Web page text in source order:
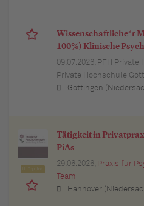
Wissenschaftliche*r
100%) Klinische
09.07.2026, PFH Private
Private Hochschule
Göttingen
Tätigkeit in
PiAs
29.06.2026, Praxis für
Team
Hannover